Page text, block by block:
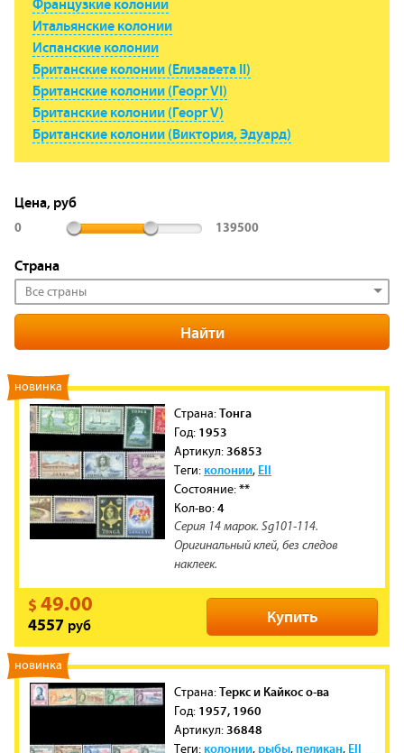
Итальянские колонии
Испанские колонии
Британские колонии (Елизавета II)
Британские колонии (Георг VI)
Британские колонии (Георг V)
Британские колонии (Виктория, Эдуард)
Цена, руб
0 139500
Страна
Все страны
новинка
Cтрана:Тонга
Год: 1953
Артикул: 36853
Теги: колонии, EII
Состояние:**
Кол-во:4
Серия 14 марок. Sg101-114.
Оригинальный клей, без следов
наклеек.
Купить
$ 49.00
4557 руб
новинка
Cтрана:Теркс и Кайкос о-ва
Год: 1957, 1960
Артикул: 36848
Теги: колонии,рыбы,пеликан, EII